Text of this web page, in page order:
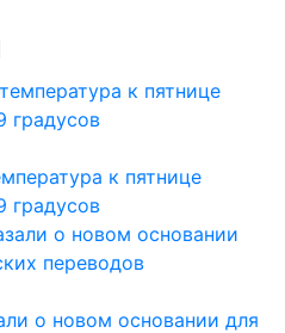
к пятнице
градусов
о новом основании для